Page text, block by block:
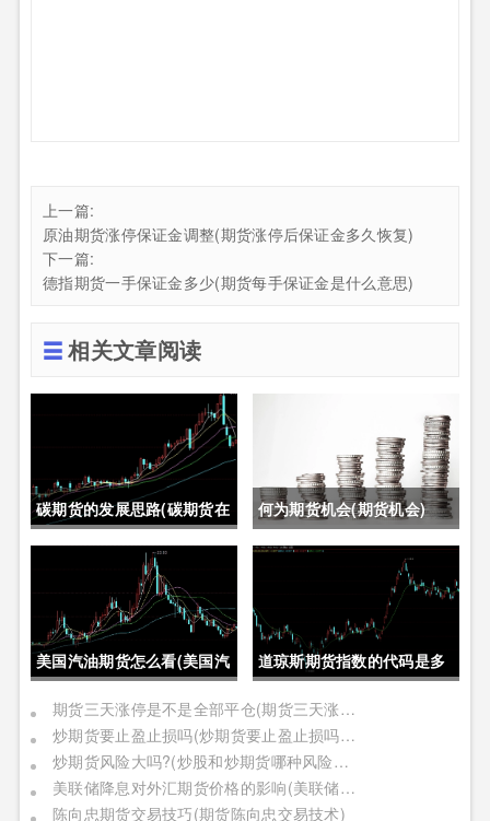
上一篇:
原油期货涨停保证金调整(期货涨停后保证金多久恢复)
下一篇:
德指期货一手保证金多少(期货每手保证金是什么意思)
相关文章阅读
碳期货的发展思路(碳期货在
中国的发展)
何为期货机会(期货机会)
美国汽油期货怎么看(美国汽
油期货价格)
道琼斯期货指数的代码是多
少位(道琼斯期货指数的代码
是多少位的)
期货三天涨停是不是全部平仓(期货三天涨停是不是全部平仓了)
炒期货要止盈止损吗(炒期货要止盈止损吗是真的吗)
炒期货风险大吗?(炒股和炒期货哪种风险更大)
美联储降息对外汇期货价格的影响(美联储降息对外汇期货价格的影响有哪些)
陈向忠期货交易技巧(期货陈向忠交易技术)